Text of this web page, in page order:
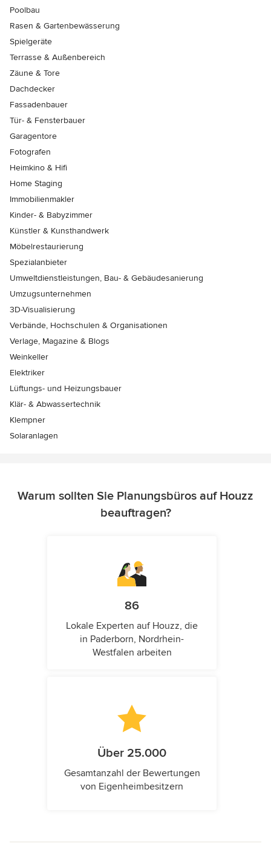
Poolbau
Rasen & Gartenbewässerung
Spielgeräte
Terrasse & Außenbereich
Zäune & Tore
Dachdecker
Fassadenbauer
Tür- & Fensterbauer
Garagentore
Fotografen
Heimkino & Hifi
Home Staging
Immobilienmakler
Kinder- & Babyzimmer
Künstler & Kunsthandwerk
Möbelrestaurierung
Spezialanbieter
Umweltdienstleistungen, Bau- & Gebäudesanierung
Umzugsunternehmen
3D-Visualisierung
Verbände, Hochschulen & Organisationen
Verlage, Magazine & Blogs
Weinkeller
Elektriker
Lüftungs- und Heizungsbauer
Klär- & Abwassertechnik
Klempner
Solaranlagen
Warum sollten Sie Planungsbüros auf Houzz
beauftragen?
86
Lokale Experten auf Houzz, die
in Paderborn, Nordrhein-
Westfalen arbeiten
Über 25.000
Gesamtanzahl der Bewertungen
von Eigenheimbesitzern